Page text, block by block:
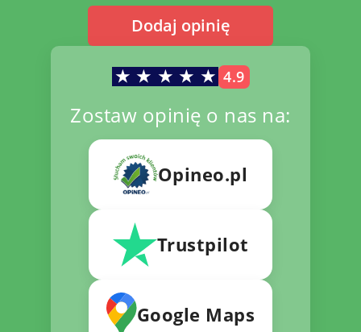
Dodaj opinię
★ ★ ★ ★ ★ 4.9
Zostaw opinię o nas na:
Opineo.pl
Trustpilot
Google Maps